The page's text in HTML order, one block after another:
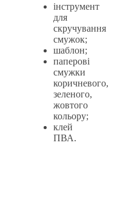
інструмент
для
скручування
смужок;
шаблон;
паперові
смужки
коричневого,
зеленого,
жовтого
кольору;
клей
ПВА.